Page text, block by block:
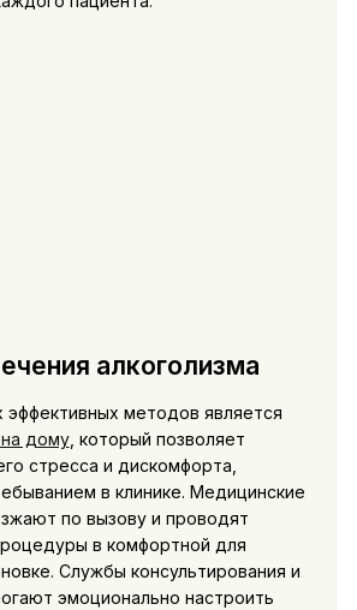
алкоголизма
методов является
дому, который позволяет
стресса и дискомфорта,
в клинике. Медицинские
по вызову и проводят
в комфортной для
Службы консультирования и
эмоционально настроить